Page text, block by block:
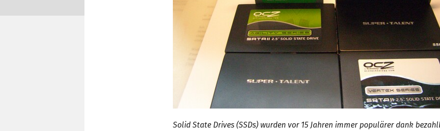
Solid State Drives (SSDs) wurden vor 15 Jahren immer populärer dank